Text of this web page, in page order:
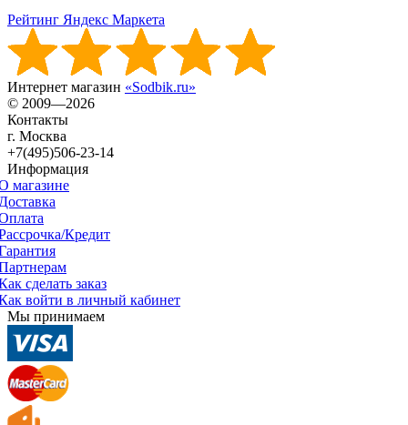
Рейтинг Яндекс Маркета
Интернет магазин «Sodbik.ru»
© 2009—2026
Контакты
г. Москва
+7(495)506-23-14
Информация
магазине
Кредит
сделать заказ
войти в личный кабинет
Мы принимаем